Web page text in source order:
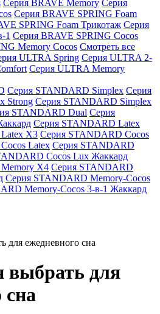
Серия BRAVE Memory Серия
Серия BRAVE SPRING Foam
SPRING Foam Трикотаж Серия
1 Серия BRAVE SPRING Cocos
Memory Cocos Смотреть все
ULTRA Spring Серия ULTRA 2-
Серия ULTRA Memory
Серия STANDARD Simplex Серия
Strong Серия STANDARD Simplex
STANDARD Dual Серия
Серия STANDARD Latex
X3 Серия STANDARD Cocos
Latex Серия STANDARD
Cocos Lux Жаккард
X4 Серия STANDARD
Серия STANDARD Memory-Cocos
Memory-Cocos 3-в-1 Жаккард
для ежедневного сна
выбрать для
сна